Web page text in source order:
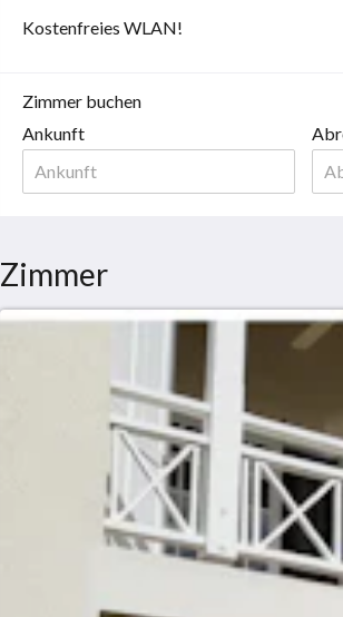
Kostenfreies WLAN!
Zimmer buchen
Ankunft
Zimmer